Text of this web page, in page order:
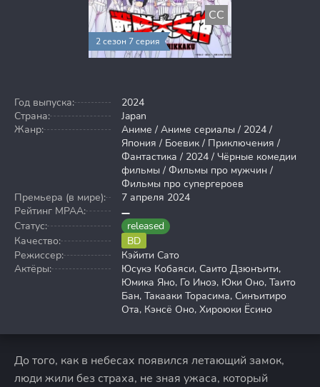
CC
2 сезон 7 серия
Год выпуска:
2024
Страна:
Japan
Жанр:
Аниме / Аниме сериалы / 2024 /
Япония / Боевик / Приключения /
Фантастика / 2024 / Чёрные комедии
фильмы / Фильмы про мужчин /
Фильмы про супергероев
Премьера (в мире):
7 апреля 2024
Рейтинг MPAA:
Статус:
released
Качество:
BD
Режиссер:
Кэйити Сато
Актёры:
Юсукэ Кобаяси, Саито Дзюнъити,
Юмика Яно, Го Иноэ, Юки Оно, Таито
Бан, Такааки Торасима, Синъитиро
Ота, Кэнсё Оно, Хироюки Ёсино
До того, как в небесах появился летающий замок,
люди жили без страха, не зная ужаса, который